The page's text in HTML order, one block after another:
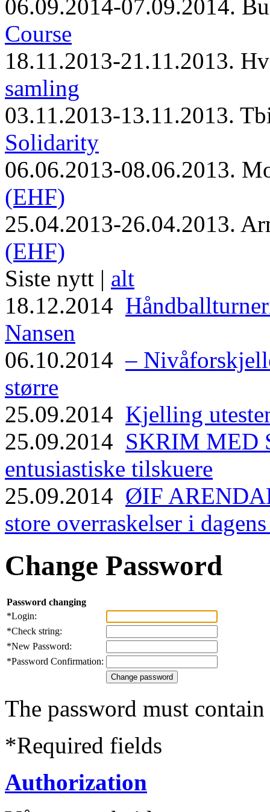
06.09.2014-07.09.2014.
Course
18.11.2013-21.11.2013.
samling
03.11.2013-13.11.2013.
Solidarity
06.06.2013-08.06.2013.
(EHF)
25.04.2013-26.04.2013.
(EHF)
Siste nytt | alt
18.12.2014
Nansen
06.10.2014–
større
25.09.2014 Kjelling
25.09.2014 SKRIM MED
entusiastiske tilskuere
25.09.2014 ØIF
store overraskelser i
Change Password
Password changing
*Login:
*Check string:
*New Password:
*Password Confirmation:
The password must
*Required fields
Authorization